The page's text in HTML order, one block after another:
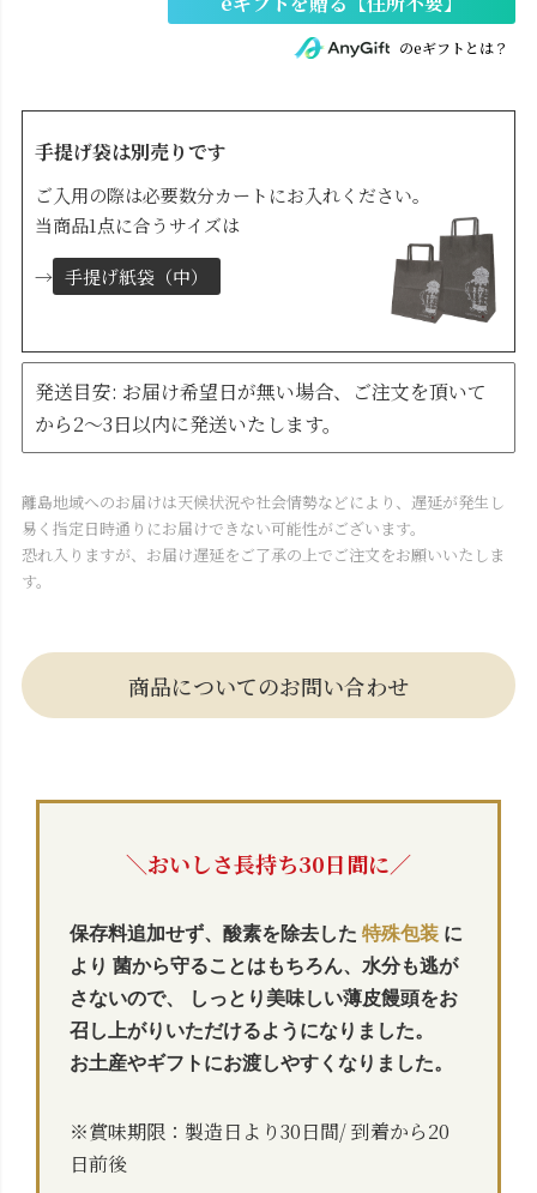
のeギフトとは？
手提げ袋は別売りです
ご入用の際は必要数分カートにお入れください。
当商品1点に合うサイズは
→ 手提げ紙袋（中）
発送目安: お届け希望日が無い場合、ご注文を頂いて
から2～3日以内に発送いたします。
離島地域へのお届けは天候状況や社会情勢などにより、遅延が発生し
易く指定日時通りにお届けできない可能性がございます。
恐れ入りますが、お届け遅延をご了承の上でご注文をお願いいたしま
す。
商品についてのお問い合わせ
＼おいしさ長持ち30日間に／
保存料追加せず、酸素を除去した 特殊包装 に
より 菌から守ることはもちろん、水分も逃が
さないので、
しっとり美味しい薄皮饅頭をお
召し上がりいただけるようになりました。
お土産やギフトにお渡しやすくなりました。
※賞味期限：製造日より30日間/ 到着から20
日前後